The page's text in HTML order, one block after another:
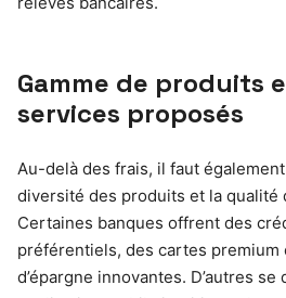
Gamme de produits
services proposés
Au-delà des frais, il faut
diversité des produits et la qualité
Certaines banques offrent des
préférentiels, des cartes premium
d’épargne innovantes. D’autres